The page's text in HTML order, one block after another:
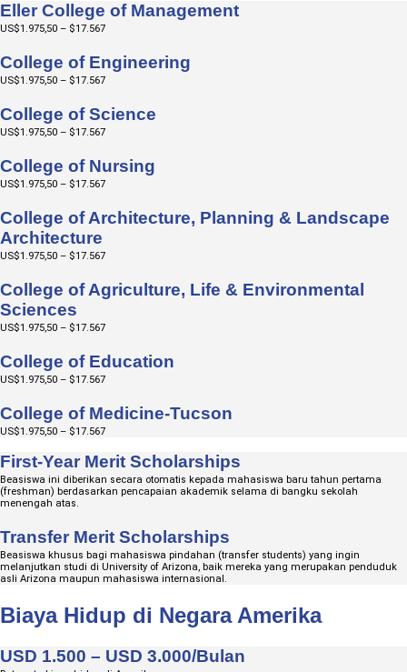
Eller College of Management
US$1.975,50 – $17.567
College of Engineering
US$1.975,50 – $17.567
College of Science
US$1.975,50 – $17.567
College of Nursing
US$1.975,50 – $17.567
College of Architecture, Planning & Landscape
Architecture
US$1.975,50 – $17.567
College of Agriculture, Life & Environmental
Sciences
US$1.975,50 – $17.567
College of Education
US$1.975,50 – $17.567
College of Medicine-Tucson
US$1.975,50 – $17.567
First-Year Merit Scholarships
Beasiswa ini diberikan secara otomatis kepada mahasiswa baru tahun pertama
(freshman) berdasarkan pencapaian akademik selama di bangku sekolah
menengah atas.
Transfer Merit Scholarships
Beasiswa khusus bagi mahasiswa pindahan (transfer students) yang ingin
melanjutkan studi di University of Arizona, baik mereka yang merupakan penduduk
asli Arizona maupun mahasiswa internasional.
Biaya Hidup di Negara Amerika
USD 1.500 – USD 3.000/Bulan